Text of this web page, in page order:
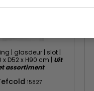
| glasdeur | slot |
x D52 x H90 cm | Uit
assortiment
15827